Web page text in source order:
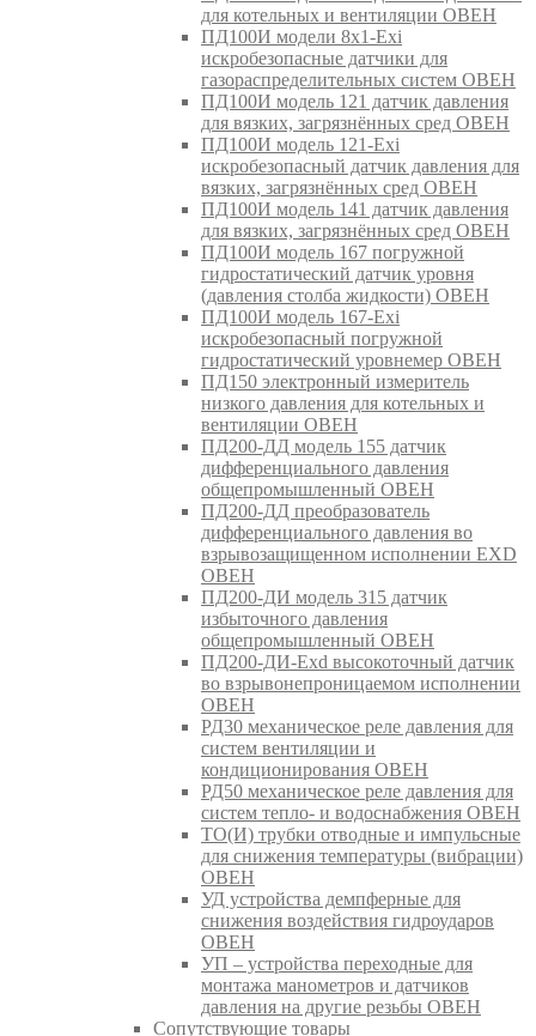
для котельных и вентиляции ОВЕН
ПД100И модели 8х1-Exi
искробезопасные датчики для
газораспределительных систем ОВЕН
ПД100И модель 121 датчик давления
для вязких, загрязнённых сред ОВЕН
ПД100И модель 121-Exi
искробезопасный датчик давления для
вязких, загрязнённых сред ОВЕН
ПД100И модель 141 датчик давления
для вязких, загрязнённых сред ОВЕН
ПД100И модель 167 погружной
гидростатический датчик уровня
(давления столба жидкости) ОВЕН
ПД100И модель 167-Exi
искробезопасный погружной
гидростатический уровнемер ОВЕН
ПД150 электронный измеритель
низкого давления для котельных и
вентиляции ОВЕН
ПД200-ДД модель 155 датчик
дифференциального давления
общепромышленный ОВЕН
ПД200-ДД преобразователь
дифференциального давления во
взрывозащищенном исполнении EXD
ОВЕН
ПД200-ДИ модель 315 датчик
избыточного давления
общепромышленный ОВЕН
ПД200-ДИ-Exd высокоточный датчик
во взрывонепроницаемом исполнении
ОВЕН
РД30 механическое реле давления для
систем вентиляции и
кондиционирования ОВЕН
РД50 механическое реле давления для
систем тепло- и водоснабжения ОВЕН
ТО(И) трубки отводные и импульсные
для снижения температуры (вибрации)
ОВЕН
УД устройства демпферные для
снижения воздействия гидроударов
ОВЕН
УП – устройства переходные для
монтажа манометров и датчиков
давления на другие резьбы ОВЕН
Сопутствующие товары